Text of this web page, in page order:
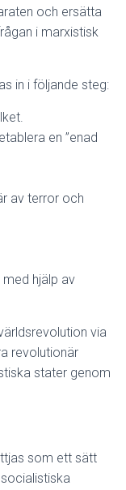
och ersätta
i marxistisk
in i följande steg:
en ”enad
av terror och
med hjälp av
via
revolutionär
stater genom
som ett sätt